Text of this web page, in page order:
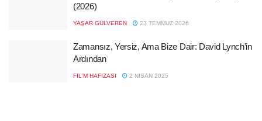
(2026)
YAŞAR GÜLVEREN 23 TEMMUZ 2026
Zamansız, Yersiz, Ama Bize Dair: David Lynch’in
Ardından
FIL'M HAFIZASI 2 NISAN 2025